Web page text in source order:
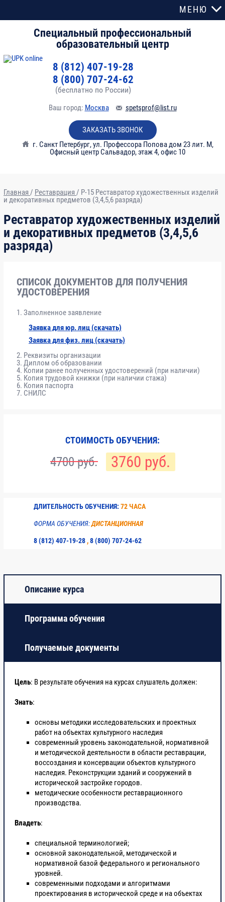
Специальный профессиональный
образовательный центр
8 (812) 407-19-28
8 (800) 707-24-62
(бесплатно по России)
Ваш город: Москва spetsprof@list.ru
ЗАКАЗАТЬ ЗВОНОК
г. Санкт Петербург,ул. Профессора Попова дом 23 лит. М,
Офисный центр Сальвадор, этаж 4, офис 10
МЕНЮ
Главная / Реставрация / Р-15 Реставратор художественных изделий
и декоративных предметов (3,4,5,6 разряда)
Реставратор художественных изделий
и декоративных предметов (3,4,5,6
разряда)
СПИСОК ДОКУМЕНТОВ ДЛЯ ПОЛУЧЕНИЯ
УДОСТОВЕРЕНИЯ
Заполненное заявление
Заявка для юр. лиц (скачать)
Заявка для физ. лиц (скачать)
Реквизиты организации
Диплом об образовании
Копии ранее полученных удостоверений (при наличии)
Копия трудовой книжки (при наличии стажа)
Копия паспорта
СНИЛС
СТОИМОСТЬ ОБУЧЕНИЯ:
4700 руб. 3760 руб.
ДЛИТЕЛЬНОСТЬ ОБУЧЕНИЯ: 72 ЧАСА
ФОРМА ОБУЧЕНИЯ:ДИСТАНЦИОННАЯ
8 (812) 407-19-28 ,8 (800) 707-24-62
Описание курса
Программа обучения
Получаемые документы
Цель: В результате обучения на курсах слушатель должен:
Знать:
основы методики исследовательских и проектных
работ на объектах культурного наследия
современный уровень законодательной, нормативной
и методической деятельности в области реставрации,
воссоздания и консервации объектов культурного
наследия. Реконструкции зданий и сооружений в
исторической застройке городов.
методические особенности реставрационного
производства.
Владеть:
специальной терминологией;
основной законодательной, методической и
нормативной базой федерального и регионального
уровней.
современными подходами и алгоритмами
проектирования в исторической среде и на объектах
модуля
Модуль
Нормативно-правовые основы
Модуль
Требования к выполнению
безопасность объектов
Модуль
3
Технологии реставрации
Модуль
4
Организационные мероприятия,
решений
Итоговое тестирование